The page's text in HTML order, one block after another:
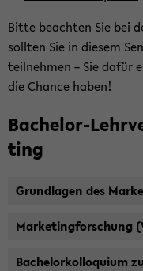
Bitte be­ach­ten Sie bei
soll­ten Sie in die­sem
teil­neh­men – Sie dafür
die Chan­ce haben!
Bachelor-​
ting
Grund­la­gen des
Mar­ke­ting­for­schung
Ba­chelor­kol­lo­qui­um